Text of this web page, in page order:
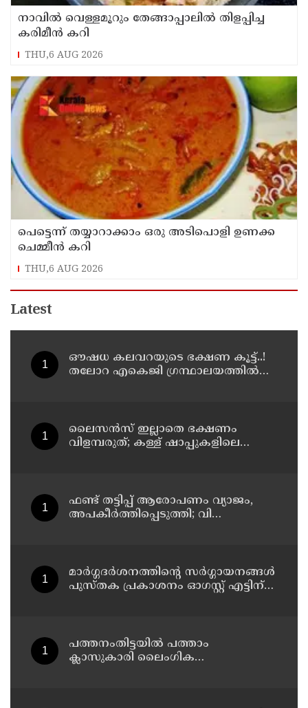
നാവിൽ വെള്ളമൂറും തേങ്ങാപ്പാലിൽ തിളപ്പിച്ച
കരിമീൻ കറി
THU,6 AUG 2026
പെട്ടെന്ന് തയ്യാറാക്കാം ഒരു അടിപൊളി ഉണക്ക
ചെമ്മീൻ കറി
THU,6 AUG 2026
Latest
ഔഷധ കലവറയുടെ ഭക്ഷണ കൂട്ട്..!
തലോറ എകെജി ഗ്രന്ഥാലയത്തിൽ
ലൈസന്‍സ് ഇല്ലാതെ ഭക്ഷണം
വിളമ്പരുത്; കള്ള് ഷാപ്പുകളിലെ
ഫണ്ട് തട്ടിപ്പ് ആരോപണം വ്യാജം,
അപകീർത്തിപ്പെടുത്തി; വി
മാർഗ്ഗദർശനത്തിന്റെ സർഗ്ഗായനങ്ങൾ
പുസ്തക പ്രകാശനം ഓഗസ്റ്റ് എട്ടിന്
പത്തനംതിട്ടയിൽ പത്താം
ക്ലാസുകാരി ലൈംഗിക